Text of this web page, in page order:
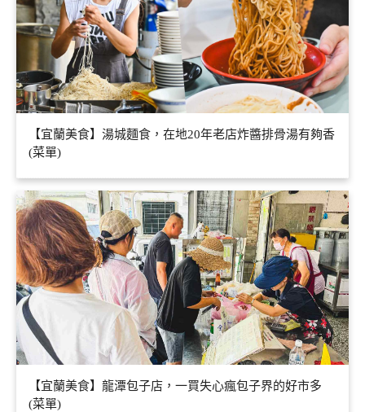
【宜蘭美食】湯城麵食，在地20年老店炸醬排骨湯有夠香
(菜單)
【宜蘭美食】龍潭包子店，一買失心瘋包子界的好市多
(菜單)